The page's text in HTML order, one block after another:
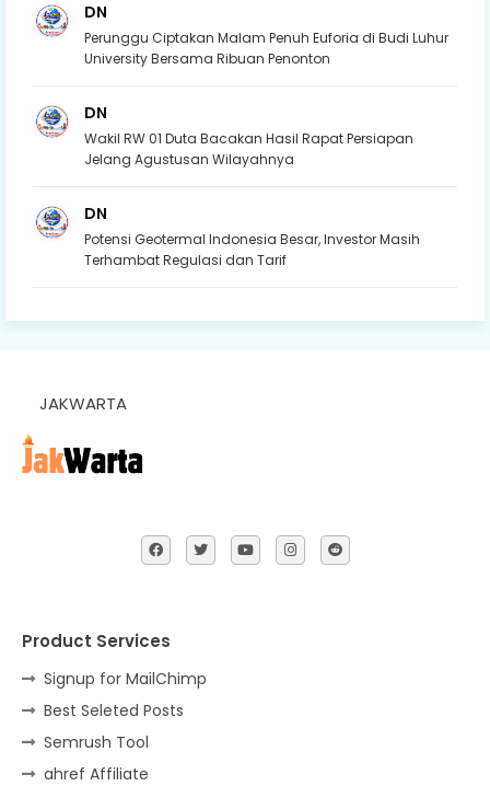
DN
Perunggu Ciptakan Malam Penuh Euforia di Budi Luhur
University Bersama Ribuan Penonton
DN
Wakil RW 01 Duta Bacakan Hasil Rapat Persiapan
Jelang Agustusan Wilayahnya
DN
Potensi Geotermal Indonesia Besar, Investor Masih
Terhambat Regulasi dan Tarif
JAKWARTA
Product Services
Signup for MailChimp
Best Seleted Posts
Semrush Tool
ahref Affiliate